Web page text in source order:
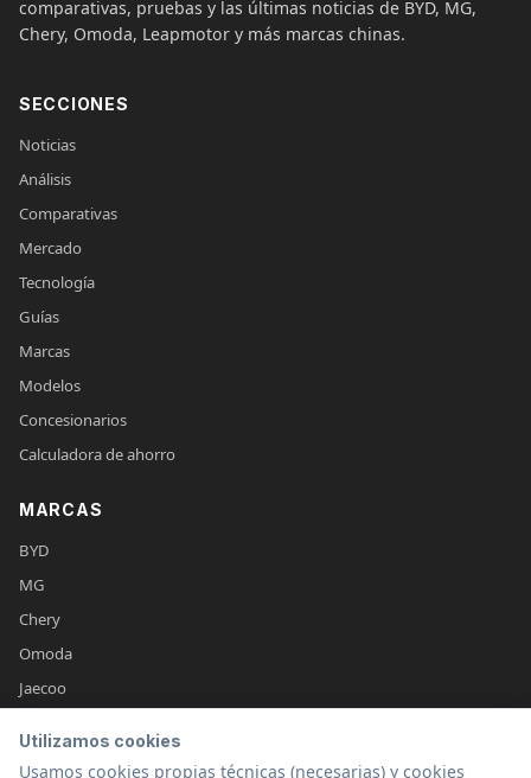
comparativas, pruebas y las últimas noticias de BYD, MG,
Chery, Omoda, Leapmotor y más marcas chinas.
SECCIONES
Noticias
Análisis
Comparativas
Mercado
Tecnología
Guías
Marcas
Modelos
Concesionarios
Calculadora de ahorro
MARCAS
BYD
MG
Chery
Omoda
Jaecoo
Utilizamos cookies
Usamos cookies propias técnicas (necesarias) y cookies